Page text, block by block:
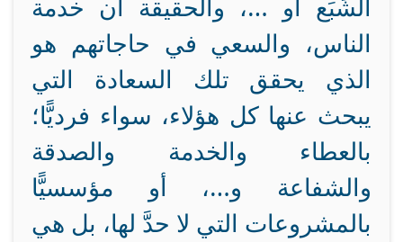
الشِّبَع أو …، والحقيقة أن خدمة
الناس، والسعي في حاجاتهم هو
الذي يحقق تلك السعادة التي
يبحث عنها كل هؤلاء، سواء فرديًّا؛
بالعطاء والخدمة والصدقة
والشفاعة و…، أو مؤسسيًّا
بالمشروعات التي لا حدَّ لها، بل هي